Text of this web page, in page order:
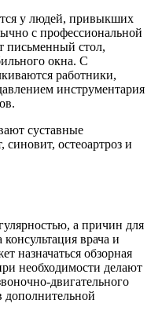
у людей, привыкших
с профессиональной
письменный стол,
окна. С
работники,
инструментария
суставные
синовит, остеоартроз и
а причин для
врача и
назначаться обзорная
необходимости делают
двигательного
дополнительной